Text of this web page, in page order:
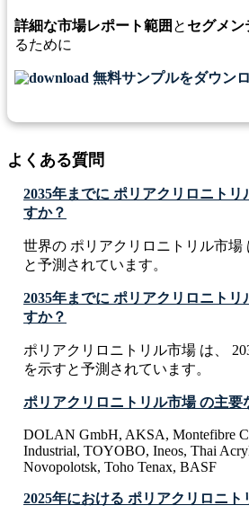
詳細な市場レポート範囲 と セグメン
るために
無料サンプルをダウン
よくある質問
2035年までに ポリアクリロニト
すか？
世界の ポリアクリロニトリル市場
と予測されています。
2035年までに ポリアクリロニト
すか？
ポリアクリロニトリル市場 は、
を示すと予測されています。
ポリアクリロニトリル市場 の主要
DOLAN GmbH, AKSA, Montefibre
Industrial, TOYOBO, Ineos, Thai
Novopolotsk, Toho Tenax, BASF
2025年における ポリアクリロニ